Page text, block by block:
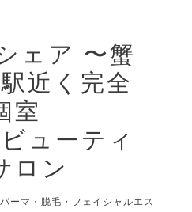
ェア 〜蟹
近く完全
室
ューティ
ロン
ーマ・脱毛・フェイシャルエス